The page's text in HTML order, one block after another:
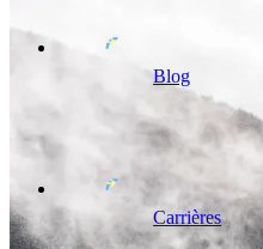
Blog
Carrières